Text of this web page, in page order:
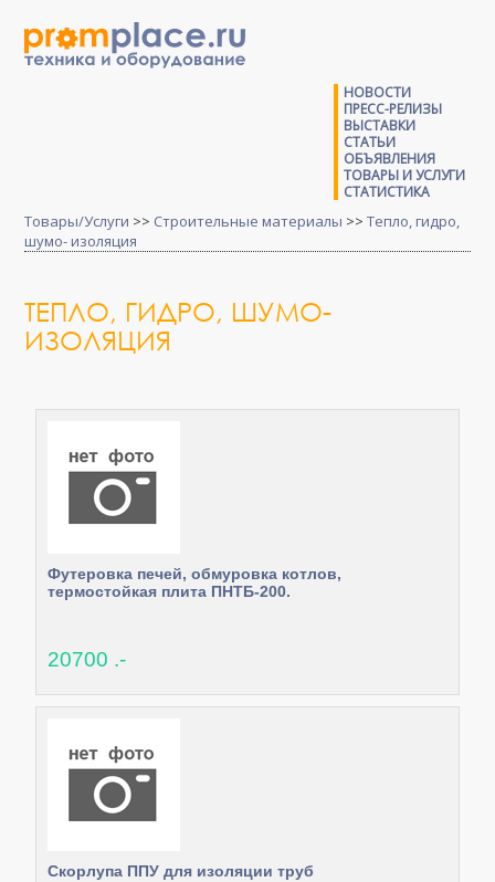
НОВОСТИ
ПРЕСС-РЕЛИЗЫ
ВЫСТАВКИ
СТАТЬИ
ОБЪЯВЛЕНИЯ
ТОВАРЫ И УСЛУГИ
СТАТИСТИКА
Товары/Услуги >> Строительные материалы >>Тепло, гидро,
шумо- изоляция
ТЕПЛО, ГИДРО, ШУМО-
ИЗОЛЯЦИЯ
Футеровка печей, обмуровка котлов,
термостойкая плита ПНТБ-200.
20700 .-
Скорлупа ППУ для изоляции труб